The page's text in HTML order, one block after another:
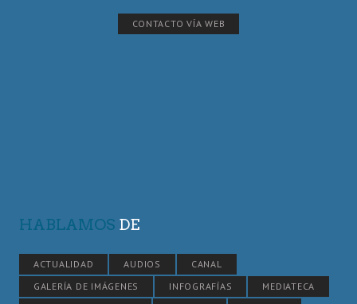
CONTACTO VÍA WEB
HABLAMOS DE
ACTUALIDAD AUDIOS
CANAL
GALERÍA DE IMÁGENES
INFOGRAFÍAS
MEDIATECA